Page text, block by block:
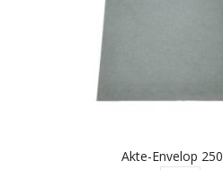
Akte-Envelop 250